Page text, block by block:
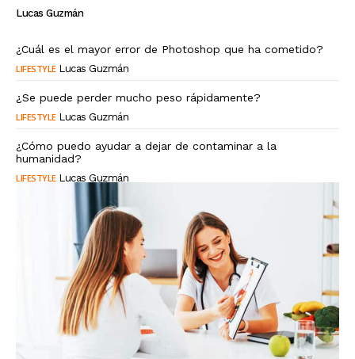
Lucas Guzmán
¿Cuál es el mayor error de Photoshop que ha cometido?
LIFESTYLE Lucas Guzmán
¿Se puede perder mucho peso rápidamente?
LIFESTYLE Lucas Guzmán
¿Cómo puedo ayudar a dejar de contaminar a la
humanidad?
LIFESTYLE Lucas Guzmán